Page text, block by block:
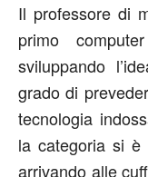
Il professore di
primo
sviluppando
grado di
tecnologia
la categoria si è
arrivando alle